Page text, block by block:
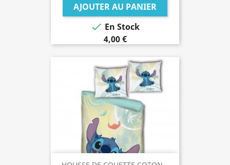
AJOUTER AU PANIER
 En Stock
4,00 €